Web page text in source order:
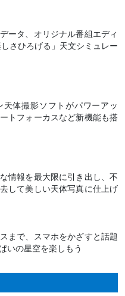
ータ、オリジナル番組エディ
さひろげる」天文シミュレー
体撮影ソフトがパワーアッ
トフォーカスなど新機能も搭
情報を最大限に引き出し、不
して美しい天体写真に仕上げ
まで、スマホをかざすと話題
いの星空を楽しもう